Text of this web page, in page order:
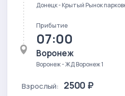
Донецк - Крытый Рынок
Прибытие
07:00
Воронеж
Воронеж - ЖД Воронеж 1
Взрослый: 2500 ₽